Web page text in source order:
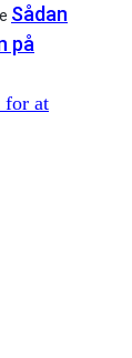
Sådan
på
at